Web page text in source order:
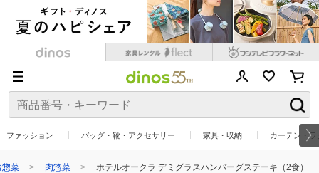
ファッション バッグ・靴・アクセサリー 家具・収納 カーテン・
惣菜 肉惣菜 ホテルオークラ デミグラスハンバーグステーキ（2食）